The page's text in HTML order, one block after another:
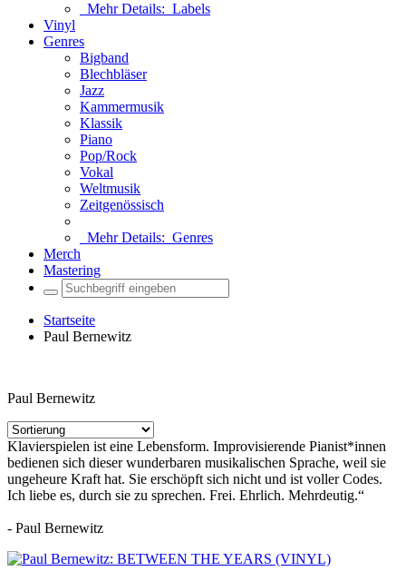
Mehr Details: Labels
Vinyl
Genres
Bigband
Blechbläser
Jazz
Kammermusik
Klassik
Piano
Pop/Rock
Vokal
Weltmusik
Zeitgenössisch
Mehr Details: Genres
Merch
Mastering
Startseite
Paul Bernewitz
Paul Bernewitz
Klavierspielen ist eine Lebensform. Improvisierende Pianist*innen
bedienen sich dieser wunderbaren musikalischen Sprache, weil sie
ungeheure Kraft hat. Sie erschöpft sich nicht und ist voller Codes.
Ich liebe es, durch sie zu sprechen. Frei. Ehrlich. Mehrdeutig.“
- Paul Bernewitz